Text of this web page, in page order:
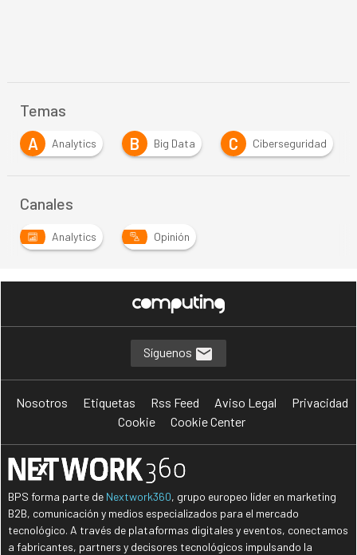
Temas
A
Analytics B Big Data C Ciberseguridad
Canales
Analytics Opinión
Síguenos
Nosotros Etiquetas Rss Feed Aviso Legal
Privacidad
Cookie
Cookie Center
BPS forma parte de Nextwork360, grupo europeo líder en marketing
B2B, comunicación y medios especializados para el mercado
tecnológico. A través de plataformas digitales y eventos, conectamos
a fabricantes, partners y decisores tecnológicos impulsando la